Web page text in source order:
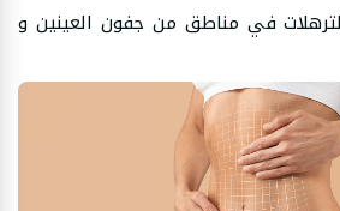
في مناطق من جفون العينين و